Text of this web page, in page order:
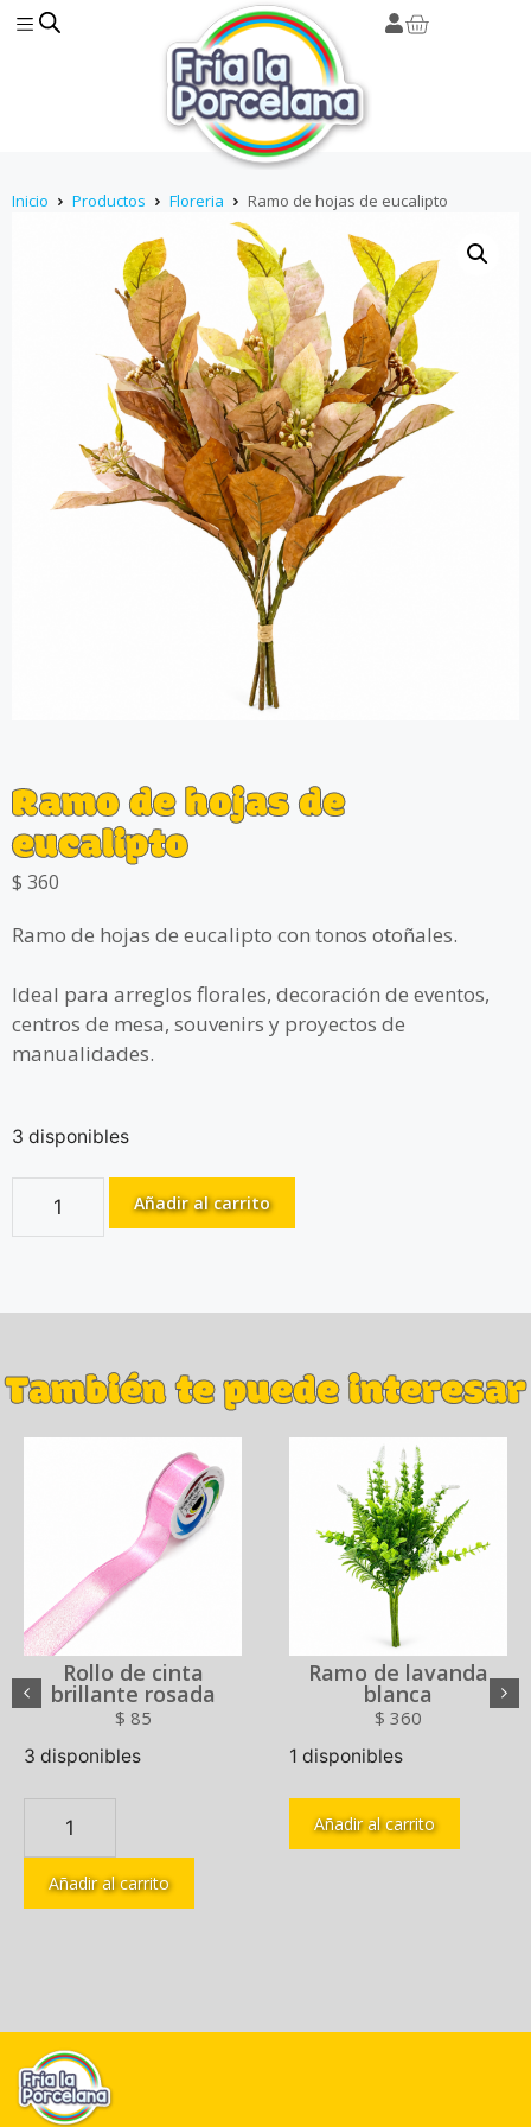
Inicio Productos Floreria Ramo de hojas de eucalipto
Ramo de hojas de
eucalipto
$ 360
Ramo de hojas de eucalipto con tonos otoñales.
Ideal para arreglos florales, decoración de eventos,
centros de mesa, souvenirs y proyectos de
manualidades.
3 disponibles
Añadir al carrito
También te puede interesar
Rollo de cinta
brillante rosada
$ 85
3 disponibles
Añadir al carrito
Ramo de lavanda
blanca
$ 360
1 disponibles
Añadir al carrito